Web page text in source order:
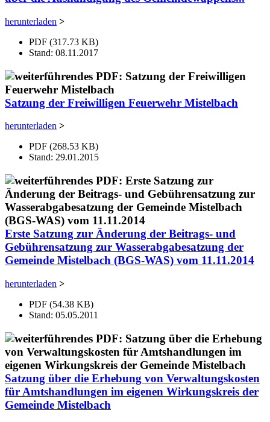
herunterladen >
PDF (317.73 KB)
Stand: 08.11.2017
Satzung der Freiwilligen Feuerwehr Mistelbach
herunterladen >
PDF (268.53 KB)
Stand: 29.01.2015
Erste Satzung zur Änderung der Beitrags- und
Gebührensatzung zur Wasserabgabesatzung der
Gemeinde Mistelbach (BGS-WAS) vom 11.11.2014
herunterladen >
PDF (54.38 KB)
Stand: 05.05.2011
Satzung über die Erhebung von Verwaltungskosten
für Amtshandlungen im eigenen Wirkungskreis der
Gemeinde Mistelbach